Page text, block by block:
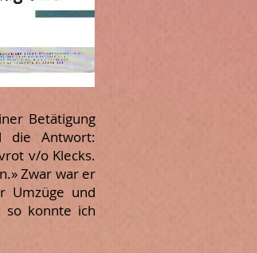
Betätigung
die Antwort:
v/o Klecks.
Zwar war er
Umzüge und
so konnte ich